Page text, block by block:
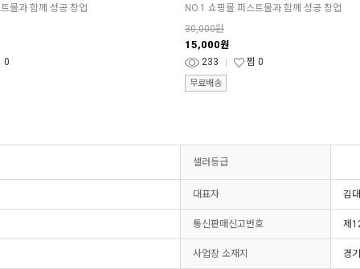
몰과 함께 성공 창업
0
NO.1 쇼핑몰 퍼스트몰과 함께 성공 창업
30,000원
15,000원
233
찜 0
무료배송
셀러등급
대표자 김
통신판매신고번호 제
사업장 소재지 경